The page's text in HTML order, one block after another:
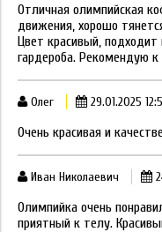
Отличная олимпийская
движения, хорошо
Цвет красивый,
гардероба. Рекомендую к
Олег 29.01.2025
Очень красивая и
Иван Николаевич
Олимпийка очень
приятный к телу.